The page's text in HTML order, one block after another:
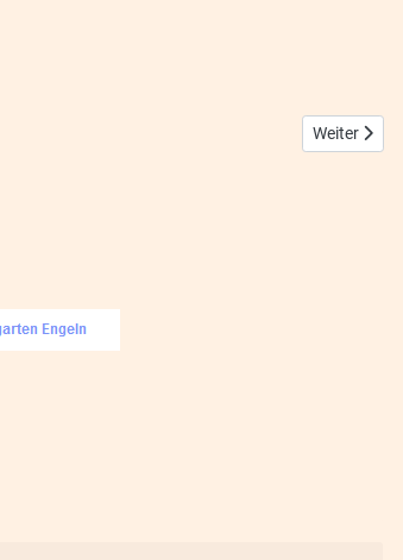
Nächster
Weiter